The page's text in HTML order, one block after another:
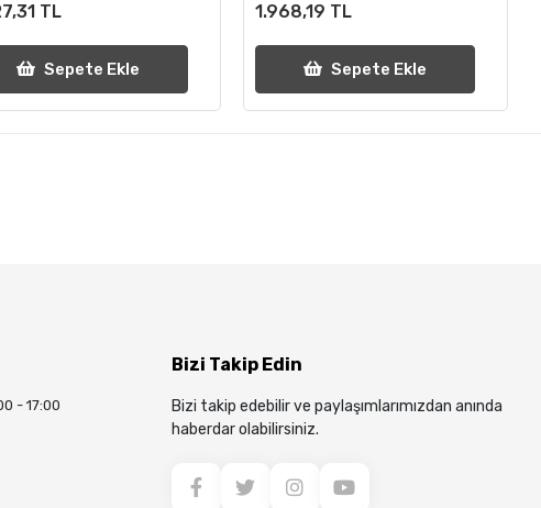
TL
Sepete Ekle
1.968,19 TL
Sepete Ekle
- 17:00
Bizi Takip Edin
Bizi takip edebilir ve paylaşımlarımızdan anında
haberdar olabilirsiniz.